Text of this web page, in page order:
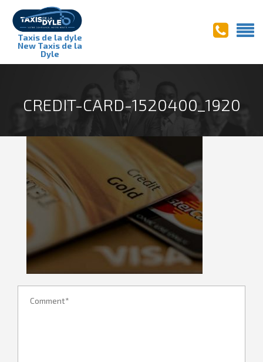
Taxis de la dyle
New Taxis de la
Dyle
CREDIT-CARD-1520400_1920